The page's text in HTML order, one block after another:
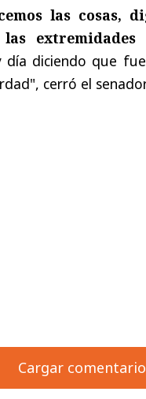
las cosas,
extremidades
día diciendo que
cerró el
Cargar